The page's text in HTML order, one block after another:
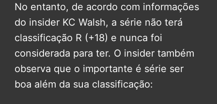
No entanto, de acordo com informações
do insider KC Walsh, a série não terá
classificação R (+18) e nunca foi
considerada para ter. O insider também
observa que o importante é série ser
boa além da sua classificação: